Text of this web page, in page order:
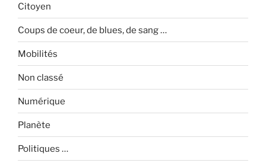
Citoyen
Coups de coeur, de blues, de sang …
Mobilités
Non classé
Numérique
Planète
Politiques …